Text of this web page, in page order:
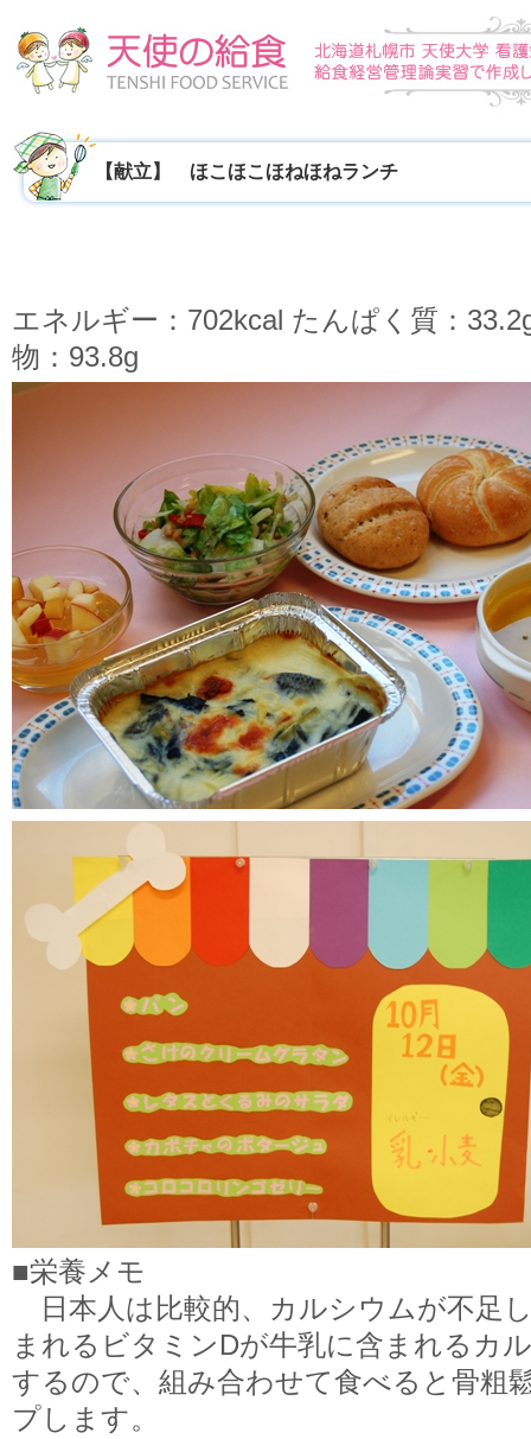
【献立】 ほこほこほねほねランチ
エネルギー：702kcal たんぱく質：
物：93.8g
■栄養メモ
日本人は比較的、カルシウムが不足
まれるビタミンDが牛乳に含まれるカ
するので、組み合わせて食べると骨粗
プします。